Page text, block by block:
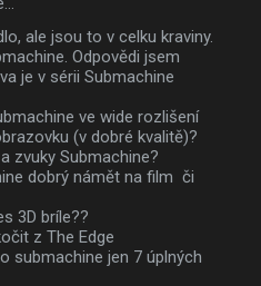
ale jsou to v celku kraviny.
Odpovědi jsem
je v sérii Submachine
ve wide rozlišení
(v dobré kvalitě)?
zvuky Submachine?
dobrý námět na film či
3D bríle??
z The Edge
submachine jen 7 úplných